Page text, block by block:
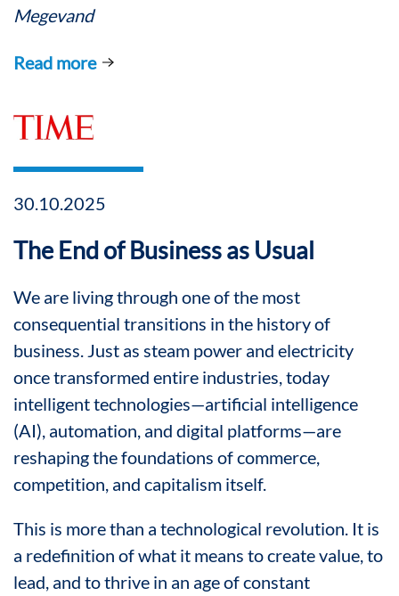
Megevand
Read more
30.10.2025
The End of Business as Usual
We are living through one of the most
consequential transitions in the history of
business. Just as steam power and electricity
once transformed entire industries, today
intelligent technologies—artificial intelligence
(AI), automation, and digital platforms—are
reshaping the foundations of commerce,
competition, and capitalism itself.
This is more than a technological revolution. It is
a redefinition of what it means to create value, to
lead, and to thrive in an age of constant